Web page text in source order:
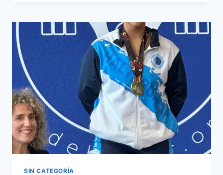
CLUB
MASCULINO
SEGUNDO
FEMENINO
EL
CAMPEONATO
ESPAÑA
ABSOLUTO
DE
HALTEROFILIA
SIN CATEGORÍA